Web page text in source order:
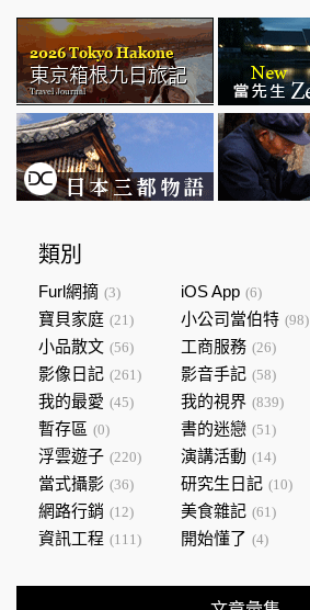
類別
Furl網摘 (3) iOS App (6)
寶貝家庭 (21) 小公司當伯特 (98)
小品散文 (56) 工商服務 (26)
影像日記 (261) 影音手記 (58)
我的最愛 (45) 我的視界 (839)
暫存區 (0) 書的迷戀 (51)
浮雲遊子 (220) 演講活動 (14)
當式攝影 (36) 研究生日記 (10)
網路行銷 (12) 美食雜記 (61)
資訊工程 (111) 開始懂了 (4)